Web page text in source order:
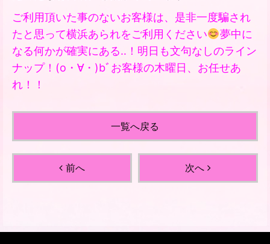
ご利用頂いた事のないお客様は、是非一度騙され
たと思って横浜あられをご利用ください
夢中に
なる何かが確実にある‥！明日も文句なしのライン
ナップ！ (o・∀・)bﾞお客様の木曜日、お任せあ
れ！！
前へ
一覧へ戻る
次へ